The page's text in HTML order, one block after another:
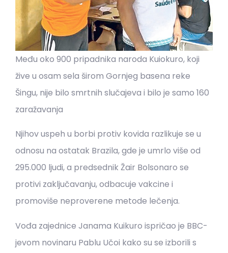
Među oko 900 pripadnika naroda Kuiokuro, koji
žive u osam sela širom Gornjeg basena reke
Šingu, nije bilo smrtnih slučajeva i bilo je samo 160
zaražavanja
Njihov uspeh u borbi protiv kovida razlikuje se u
odnosu na ostatak Brazila, gde je umrlo više od
295.000 ljudi, a predsednik Žair Bolsonaro se
protivi zaključavanju, odbacuje vakcine i
promoviše neproverene metode lečenja.
Vođa zajednice Janama Kuikuro ispričao je BBC-
jevom novinaru Pablu Učoi kako su se izborili s